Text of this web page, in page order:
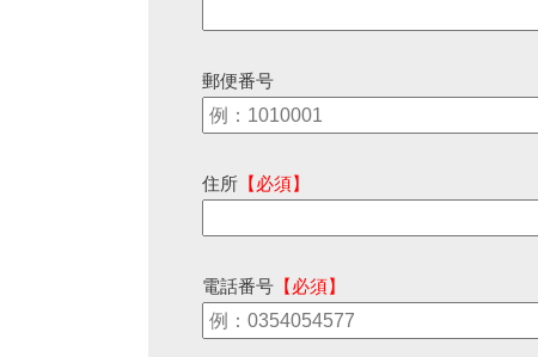
郵便番号
住所 【必須】
電話番号 【必須】